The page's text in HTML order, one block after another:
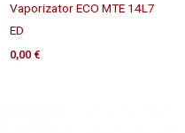
Vaporizator ECO MTE 14L7
ED
0,00 €